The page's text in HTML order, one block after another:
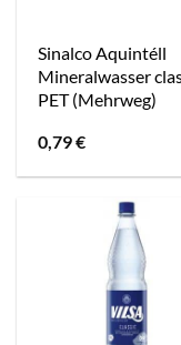
Sinalco Aquintéll
Mineralwasser
PET (Mehrweg)
0,79€